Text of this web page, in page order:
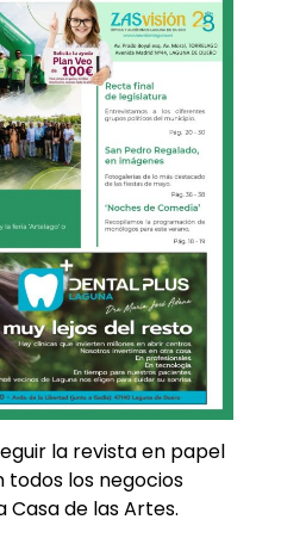
la revista en papel
todos los negocios
de las Artes.